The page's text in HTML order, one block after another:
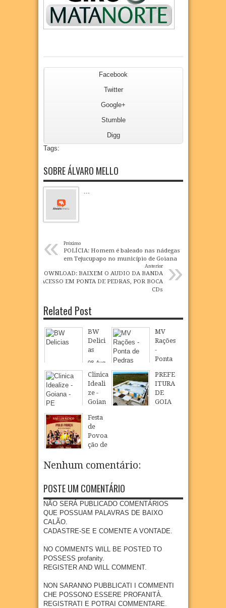
Facebook
Twitter
Google+
Stumble
Digg
Tags:
SOBRE ÁLVARO MELLO
« Próximo
POLÍCIA: Homem é baleado nas nádegas
em Tejucupapo no município de Goiana
»
Anterior
DOWNLOAD: BAIXEM O AUDIO DA BANDA
ACESSO EM PONTA DE PEDRAS, POR BOCA
CDs
Related Post
BW
Delici
as
08 Aug
2026
MV
Rações
-
Ponta
Pedra
s
08 Aug 2026
Clinica
Ideali
ze -
Goian
08 Aug 2026
PREFE
ITURA
DE
GOIA
LOUR
ENÇO
Festa
de
Povoa
ção de
Loure
a fé,
tradiç
ão e
cultur
comu
e
quilo
mbola
Goian
a
Nenhum comentário:
POSTE UM COMENTÁRIO
NÃO SERÁ PUBLICADO COMENTÁRIOS
QUE POSSUAM PALAVRAS DE BAIXO
CALÃO.
CADASTRE-SE E COMENTE A VONTADE.
NO COMMENTS WILL BE POSTED TO
POSSESS profanity.
REGISTER AND WILL COMMENT.
NON SARANNO PUBBLICATI I COMMENTI
CHE POSSONO ESSERE PROFANITÀ.
REGISTRATI E POTRAI COMMENTARE.